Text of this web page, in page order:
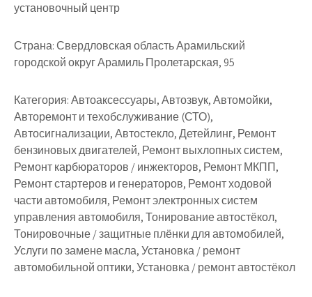
установочный центр
Страна:Свердловская область Арамильский
городской округ Арамиль Пролетарская, 95
Категория:Автоаксессуары, Автозвук, Автомойки,
Авторемонт и техобслуживание (СТО),
Автосигнализации, Автостекло, Детейлинг, Ремонт
бензиновых двигателей, Ремонт выхлопных систем,
Ремонт карбюраторов / инжекторов, Ремонт МКПП,
Ремонт стартеров и генераторов, Ремонт ходовой
части автомобиля, Ремонт электронных систем
управления автомобиля, Тонирование автостёкол,
Тонировочные / защитные плёнки для автомобилей,
Услуги по замене масла, Установка / ремонт
автомобильной оптики, Установка / ремонт автостёкол